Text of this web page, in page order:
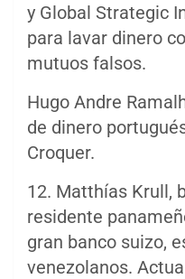
y Global Strategic
para lavar dinero
mutuos falsos.
Hugo Andre
de dinero
Croquer.
12. Matthías Krull,
residente
gran banco suizo,
venezolanos.